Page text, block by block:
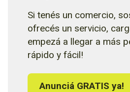
Si tenés un comercio,
ofrecés un servicio,
empezá a llegar a más
rápido y fácil!
Anunciá GRATIS ya!